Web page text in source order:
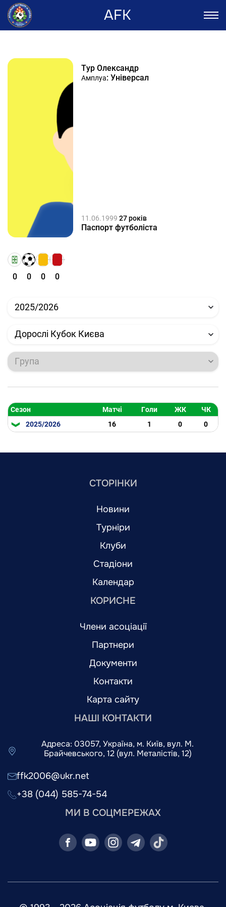
AFK
Тур Олександр
Амплуа: Універсал
11.06.1999 27 років
Паспорт футболіста
0 0 0 0
2025/2026
Дорослі Кубок Києва
Група
Сезон Матчі Голи ЖК
ЧК
2025/2026
16 1 0 0
СТОРІНКИ
Новини
Турніри
Клуби
Стадіони
Календар
КОРИСНЕ
Члени асоціації
Партнери
Документи
Контакти
Карта сайту
НАШІ КОНТАКТИ
Адреса: 03057, Україна, м. Київ, вул. М.
Брайчевського, 12 (вул. Металістів, 12)
ffk2006@ukr.net
+38 (044) 585-74-54
МИ В СОЦМЕРЕЖАХ